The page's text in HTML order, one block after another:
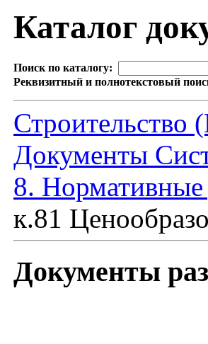
Каталог
Поиск по каталогу:
Реквизитный и полнотекстовый
Строительство
Документы
8.
к.81
Документы